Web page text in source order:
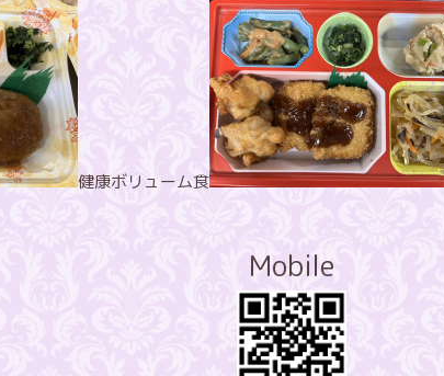
健康ボリューム食
Mobile